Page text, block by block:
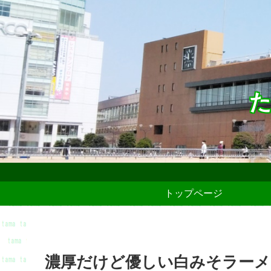
トップページ
濃厚だけど優しい白みそラー